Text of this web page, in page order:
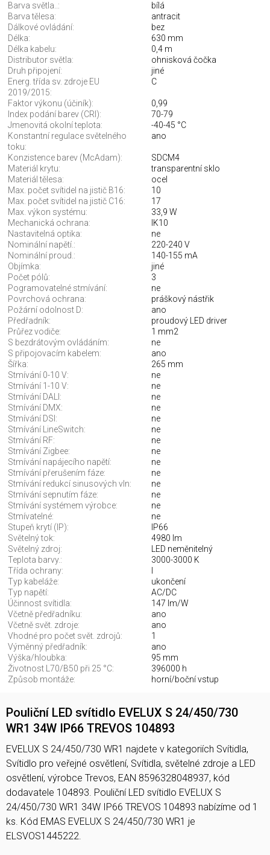
Barva světla..:
bílá
Barva tělesa:
antracit
Dálkové ovládání:
bez
Délka:
630 mm
Délka kabelu:
0,4 m
Distributor světla:
ohnisková čočka
Druh připojení:
jiné
Energ. třída sv. zdroje EU
2019/2015:
C
Faktor výkonu (účiník):
0,99
Index podání barev (CRI):
70-79
Jmenovitá okolní teplota:
-40-45 °C
Konstantní regulace světelného
toku:
ano
Konzistence barev (McAdam):
SDCM4
Materiál krytu:
transparentní sklo
Materiál tělesa:
ocel
Max. počet svítidel na jistič B16:
10
Max. počet svítidel na jistič C16:
17
Max. výkon systému:
33,9 W
Mechanická ochrana:
IK10
Nastavitelná optika:
ne
Nominální napětí.:
220-240 V
Nominální proud.:
140-155 mA
Objímka:
jiné
Počet pólů:
3
Pogramovatelné stmívání:
ne
Povrchová ochrana:
práškový nástřik
Požární odolnost D:
ano
Předřadník:
proudový LED driver
Průřez vodiče:
1 mm2
S bezdrátovým ovládáním:
ne
S připojovacím kabelem:
ano
Šířka:
265 mm
Stmívání 0-10 V:
ne
Stmívání 1-10 V:
ne
Stmívání DALI:
ne
Stmívání DMX:
ne
Stmívání DSI:
ne
Stmívání LineSwitch:
ne
Stmívání RF:
ne
Stmívání Zigbee:
ne
Stmívání napájecího napětí:
ne
Stmívání přerušením fáze:
ne
Stmívání redukcí sinusových vln:
ne
Stmívání sepnutím fáze:
ne
Stmívání systémem výrobce:
ne
Stmívatelné:
ne
Stupeň krytí (IP):
IP66
Světelný tok:
4980 lm
Světelný zdroj:
LED neměnitelný
Teplota barvy.:
3000-3000 K
Třída ochrany:
Typ kabeláže:
ukončení
Typ napětí:
AC/DC
Účinnost svítidla:
147 lm/W
Včetně předřadníku:
ano
Včetně svět. zdroje:
ano
Vhodné pro počet svět. zdrojů:
1
Výměnný předřadník:
ano
Výška/hloubka:
95 mm
Životnost L70/B50 při 25 °C:
396000 h
Způsob montáže:
horní/boční vstup
Pouliční LED svítidlo EVELUX S 24/450/730
WR1 34W IP66 TREVOS 104893
EVELUX S 24/450/730 WR1 najdete v kategoriích Svítidla,
Svítidlo pro veřejné osvětlení, Svítidla, světelné zdroje a LED
osvětlení, výrobce Trevos, EAN 8596328048937, kód
dodavatele 104893. Pouliční LED svítidlo EVELUX S
24/450/730 WR1 34W IP66 TREVOS 104893 nabízíme od 1
ks. Kód EMAS EVELUX S 24/450/730 WR1 je
ELSVOS1445222.